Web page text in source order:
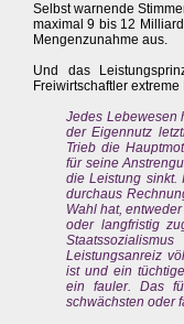
Selbst warnende
maximal 9 bis 12
Mengenzunahme aus.
Und das
Freiwirtschaftler
Jedes Lebewesen
der Eigennutz
Trieb die
für seine
die Leistung sinkt.
durchaus
Wahl hat,
oder langfristig
Leistungsanreiz
ist und ein
ein fauler. Das
schwächsten oder